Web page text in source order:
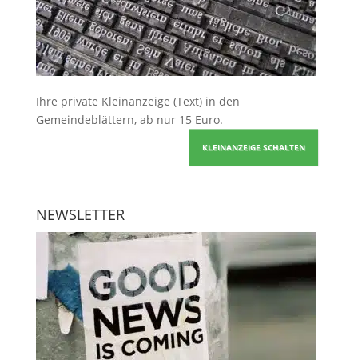
Ihre private Kleinanzeige (Text) in den
Gemeindeblättern, ab nur 15 Euro.
KLEINANZEIGE SCHALTEN
NEWSLETTER